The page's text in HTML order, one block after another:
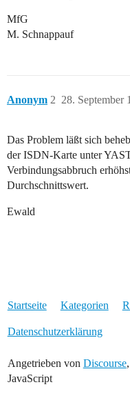
MfG
M. Schnappauf
Anonym 28. September
2
Das Problem läßt sich
der ISDN-Karte unter
Verbindungsabbruch
Durchschnittswert.
Ewald
Startseite Kategorien
Datenschutzerklärung
Angetrieben von Discourse
JavaScript